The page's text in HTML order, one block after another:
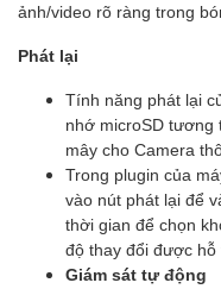
ảnh/video rõ ràng trong
Phát lại
Tính năng phát lại
nhớ microSD tương
mây cho Camera
Trong plugin của
vào nút phát lại để
thời gian để chọn
độ thay đổi được hỗ
Giám sát tự động